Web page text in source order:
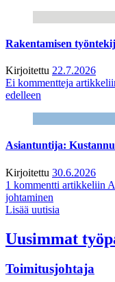
Rakentamisen
Kirjoitettu 22.7.2026
Ei kommentteja
edelleen
Asiantuntija:
Kirjoitettu 30.6.2026
1 kommentti artikkeliin
johtaminen
Lisää uutisia
Uusimmat
Toimitusjohtaja